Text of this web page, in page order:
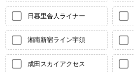
日暮里舎人ライナー
湘南新宿ライン宇須
成田スカイアクセス